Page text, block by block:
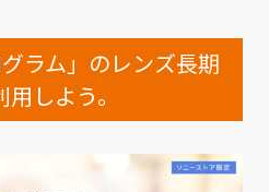
ラム」のレンズ長期
しよう。